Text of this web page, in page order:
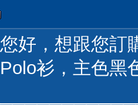
您好，想跟您訂
Polo衫，主色黑